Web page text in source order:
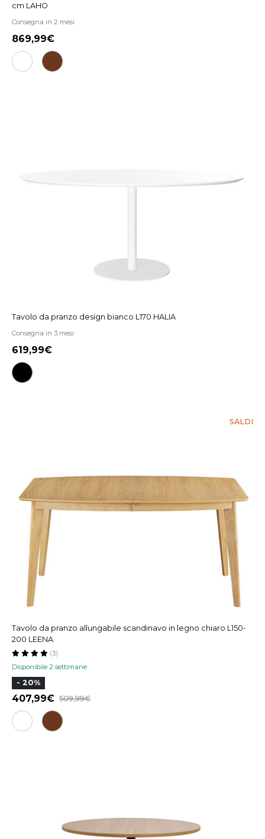
cm LAHO
Consegna in 2 mesi
869,99€
Tavolo da pranzo design bianco L170 HALIA
Consegna in 3 mesi
619,99€
SALDI
Tavolo da pranzo allungabile scandinavo in legno chiaro L150-
200 LEENA
Disponibile 2 settimane
(3)
- 20%
407,99€ 509,99€